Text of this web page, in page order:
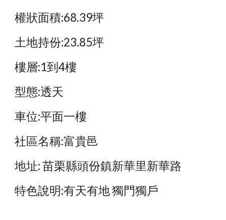
權狀面積:68.39坪
土地持份:23.85坪
樓層:1到4樓
型態:透天
車位:平面一樓
社區名稱:富貴邑
地址: 苗栗縣頭份鎮新華里新華路
特色說明:有天有地 獨門獨戶